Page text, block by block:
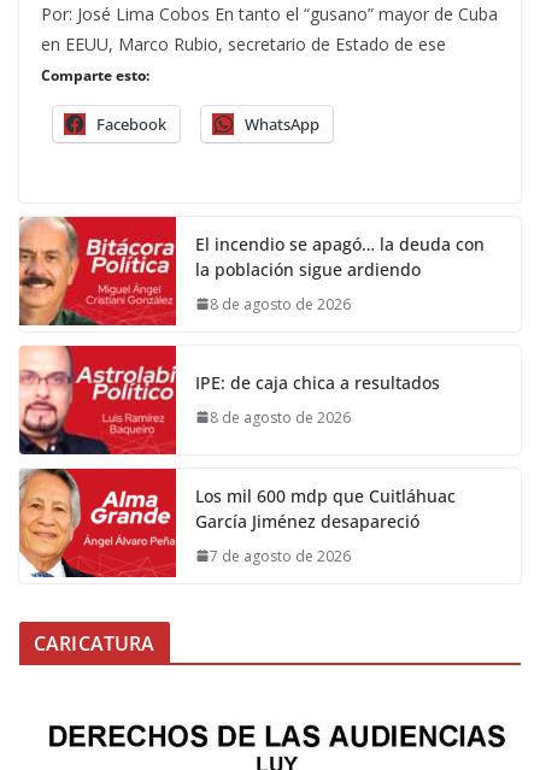
Por: José Lima Cobos En tanto el “gusano” mayor de Cuba
en EEUU, Marco Rubio, secretario de Estado de ese
Comparte esto:
Facebook WhatsApp
El incendio se apagó… la deuda con
la población sigue ardiendo
8 de agosto de 2026
IPE: de caja chica a resultados
8 de agosto de 2026
Los mil 600 mdp que Cuitláhuac
García Jiménez desapareció
7 de agosto de 2026
CARICATURA